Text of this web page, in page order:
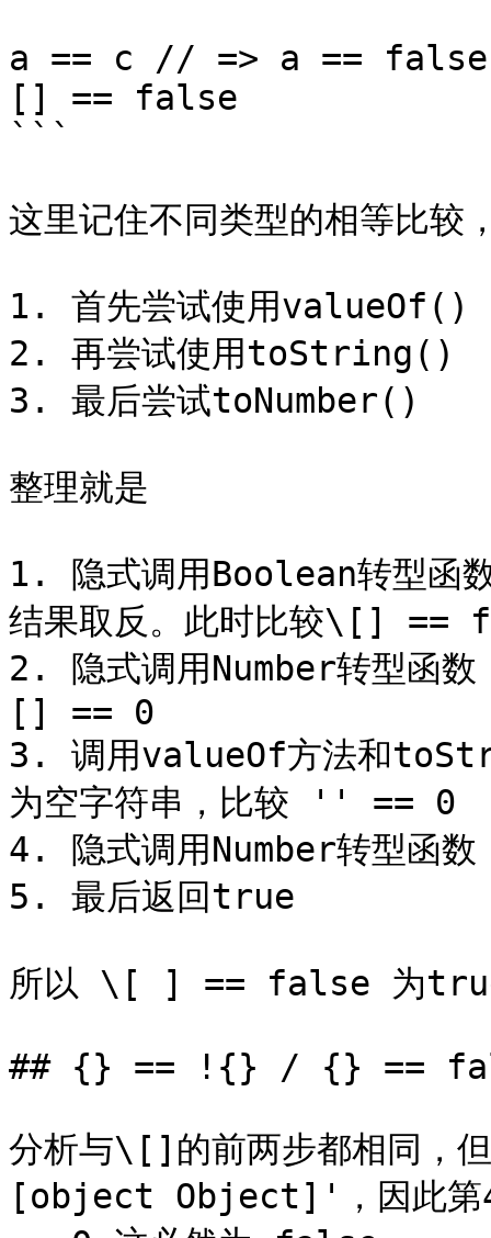
a == c // => a == false
[] == false
```
这里记住不同类型的相等比较
1. 首先尝试使用valueOf()
2. 再尝试使用toString()
3. 最后尝试toNumber()
整理就是
1. 隐式调用Boolean转型函
结果取反。此时比较\[] ==
2. 隐式调用Number转型函
[] == 0
3. 调用valueOf方法和
为空字符串，比较 '' == 0
4. 隐式调用Number转型函
5. 最后返回true
所以 \[ ] == false 为
## {} == !{} / {} ==
分析与\[]的前两步都相同
[object Object]'，因此